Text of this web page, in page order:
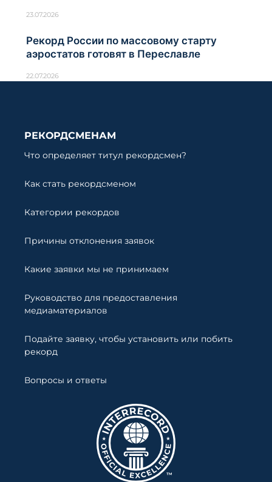
23.07.2026
Рекорд России по массовому старту
аэростатов готовят в Переславле
22.07.2026
РЕКОРДСМЕНАМ
Что определяет титул рекордсмен?
Как стать рекордсменом
Категории рекордов
Причины отклонения заявок
Какие заявки мы не принимаем
Руководство для предоставления
медиаматериалов
Подайте заявку, чтобы установить или побить
рекорд
Вопросы и ответы